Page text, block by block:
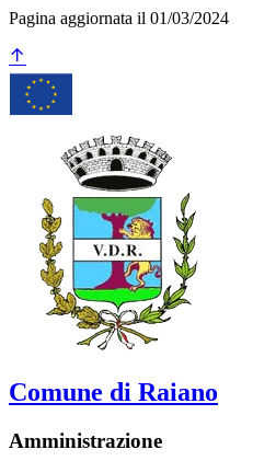
Pagina aggiornata il 01/03/2024
Comune di Raiano
Amministrazione